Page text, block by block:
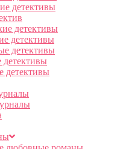
детективы
детективы
детективы
детективы
детективы